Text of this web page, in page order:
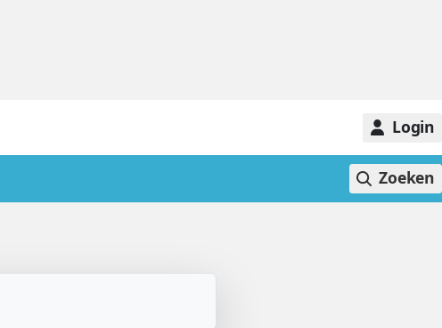
Login
Zoeken